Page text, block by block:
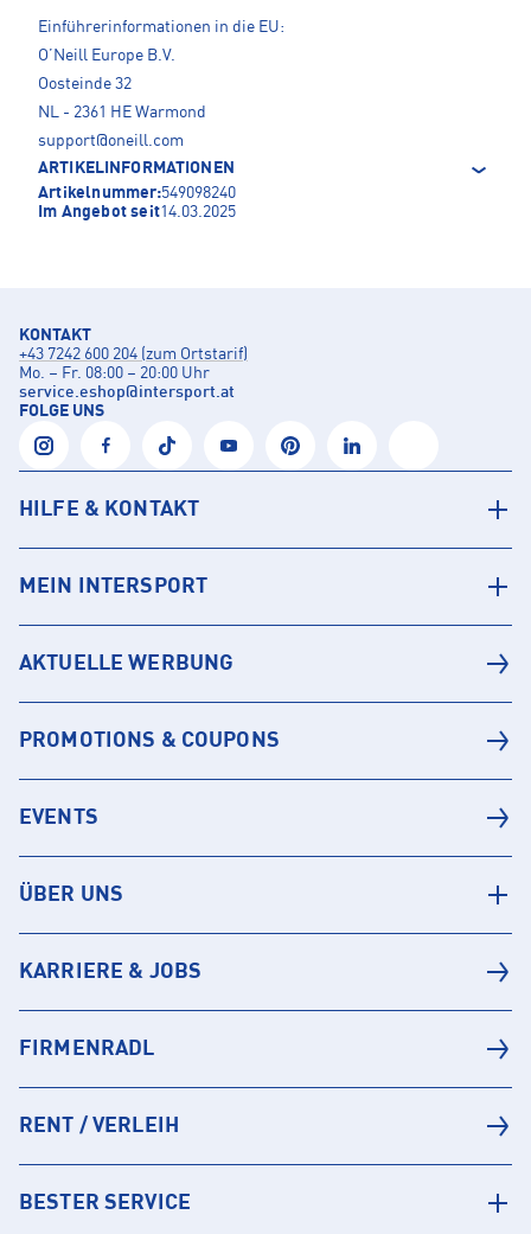
Einführerinformationen in die EU:
O’Neill Europe B.V.
Oosteinde 32
NL - 2361 HE Warmond
support@oneill.com
ARTIKELINFORMATIONEN
Artikelnummer:549098240
Im Angebot seit14.03.2025
KONTAKT
+43 7242 600 204 (zum Ortstarif)
Mo. – Fr. 08:00 – 20:00 Uhr
service.eshop@intersport.at
FOLGE UNS
HILFE & KONTAKT
MEIN INTERSPORT
AKTUELLE WERBUNG
PROMOTIONS & COUPONS
EVENTS
ÜBER UNS
KARRIERE & JOBS
FIRMENRADL
RENT / VERLEIH
BESTER SERVICE